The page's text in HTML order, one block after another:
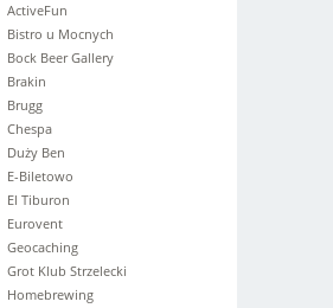
ActiveFun
Bistro u Mocnych
Bock Beer Gallery
Brakin
Brugg
Chespa
Duży Ben
E-Biletowo
El Tiburon
Eurovent
Geocaching
Grot Klub Strzelecki
Homebrewing